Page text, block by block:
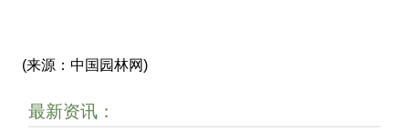
(来源：中国园林网)
最新资讯：